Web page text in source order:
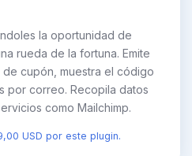
la oportunidad de
rueda de la fortuna. Emite
cupón, muestra el código
por correo. Recopila datos
como Mailchimp.
USD por este plugin.